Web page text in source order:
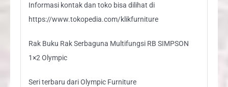
Informasi kontak dan toko bisa dilihat di
https://www.tokopedia.com/klikfurniture
Rak Buku Rak Serbaguna Multifungsi RB SIMPSON
1×2 Olympic
Seri terbaru dari Olympic Furniture